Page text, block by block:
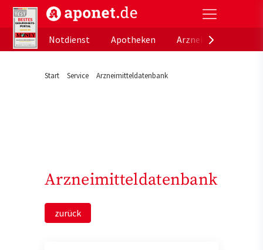
aponet.de - Das offizielle Gesundheitsportal der
Notdienst
Apotheken
Start Service Arzneimitteldatenbank
Arzneimitteldatenbank
zurück